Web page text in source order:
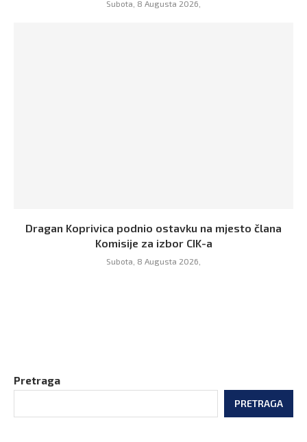
Subota, 8 Augusta 2026,
Dragan Koprivica podnio ostavku na mjesto člana
Komisije za izbor CIK-a
Subota, 8 Augusta 2026,
Pretraga
PRETRAGA